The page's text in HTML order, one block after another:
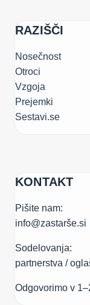
RAZIŠČI
Nosečnost
Otroci
Vzgoja
Prejemki
Sestavi.se
KONTAKT
Pišite nam:
info@zastarše.si
Sodelovanja:
partnerstva /
Odgovorimo v